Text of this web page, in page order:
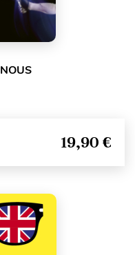
19,90 €